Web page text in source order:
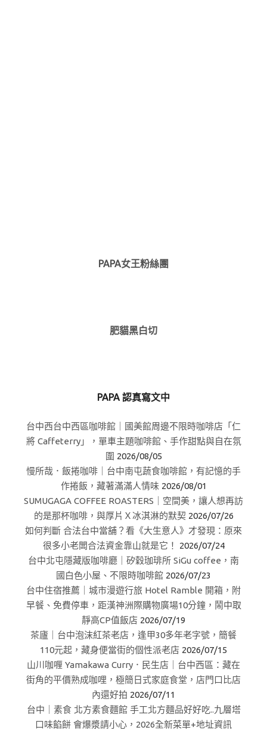
PAPA女王粉絲團
肥貓黑白切
PAPA 認真寫文中
台中西台中西區咖啡館｜國美館周邊不限時咖啡店「仁
將 Caffeterry」，單車主題咖啡館、手作甜點與自在氛
圍 2026/08/05
慢所哉．飯捲咖啡｜台中南屯蔬食咖啡館，有記憶的手
作捲飯，藏著滿滿人情味 2026/08/01
SUMUGAGA COFFEE ROASTERS｜空間美，讓人想再訪
的是那杯咖啡，與厚片Ｘ冰淇淋的默契 2026/07/26
如何判斷 合法台中當舖？看《大生意人》才發現：原來
很多小老闆合法資金靠山就是它！
2026/07/24
台中北屯隱藏版咖啡廳｜矽穀珈琲所 SiGu coffee，南
國白色小屋、不限時咖啡館 2026/07/23
台中住宿推薦｜城市漫遊行旅 Hotel Ramble 開箱，附
早餐、免費停車，距漢神洲際購物廣場10分鐘，鬧中取
靜高CP值飯店 2026/07/19
茶廬｜台中泡沫紅茶老店，逢甲30多年老字號，簡餐
110元起，藏身便當街的個性派老店 2026/07/15
山川咖喱 Yamakawa Curry．民生店｜台中西區：藏在
街角的平價熟成咖哩，極簡日式家庭食堂，店門口比店
內還好拍 2026/07/11
台中｜素食 北方素食麵館 手工北方麵品好好吃..九層塔
口味餡餅 會爆漿請小心，2026全新菜單+地址資訊